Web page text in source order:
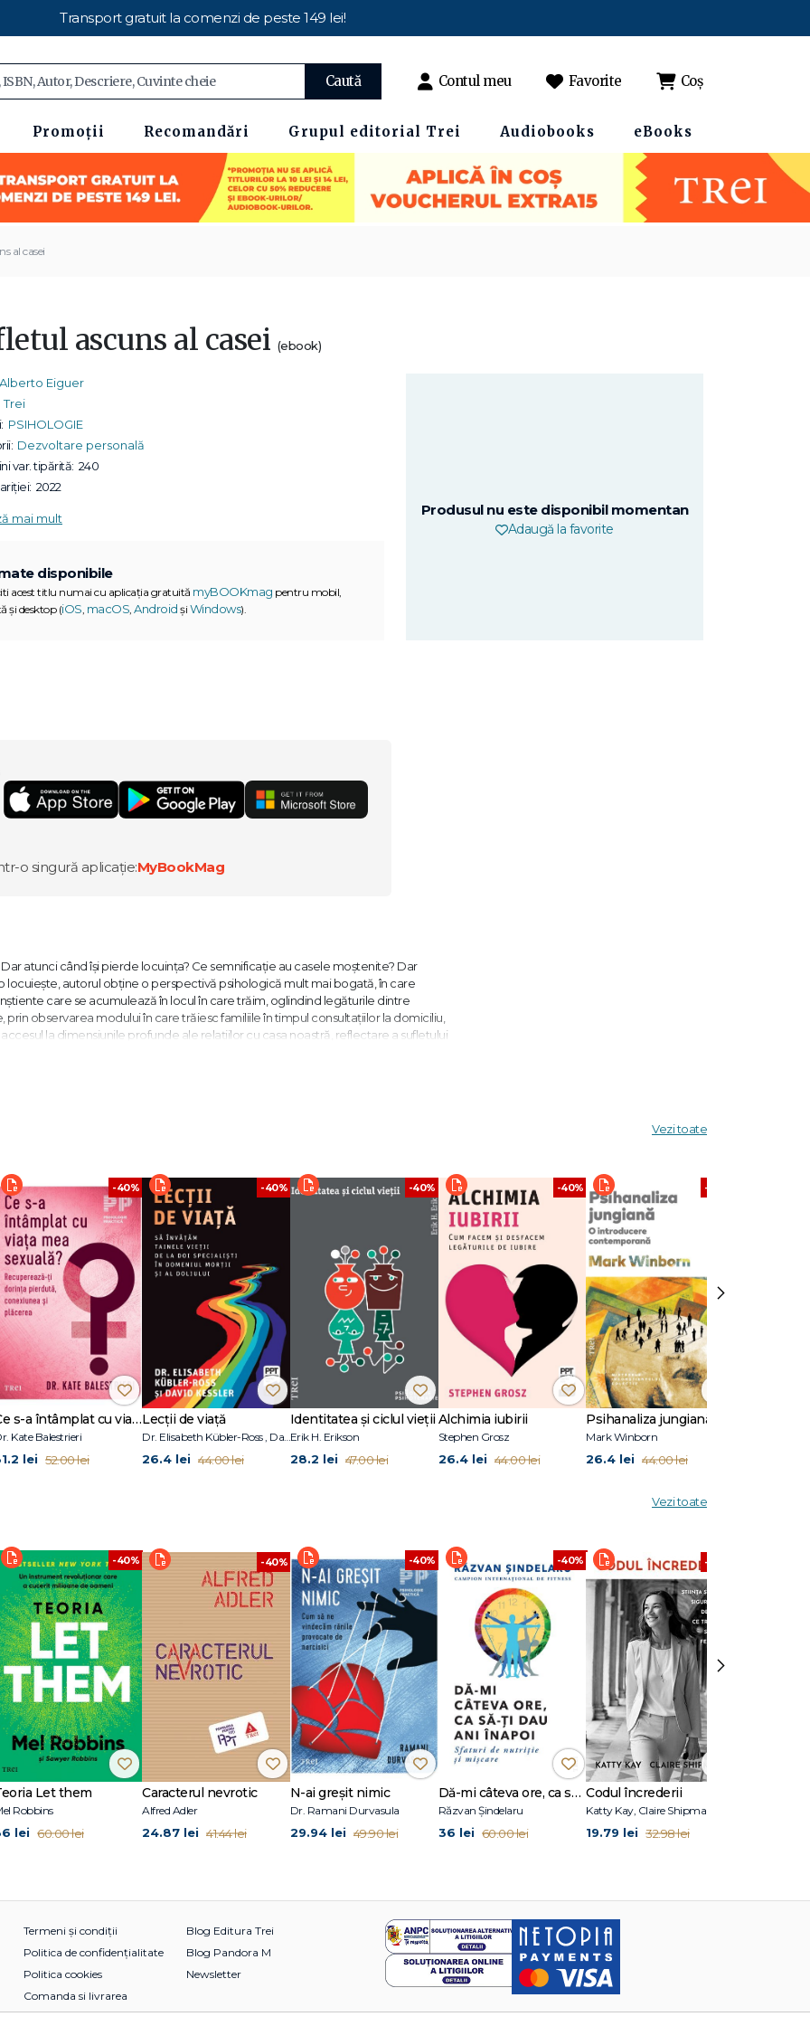
Transport gratuit la comenzi de peste 149 lei!
Caută Contul meu Favorite Coș
Promoții Recomandări Grupul editorial Trei Audiobooks eBooks
al casei
ascuns al casei (ebook)
Alberto Eiguer
Trei
PSIHOLOGIE
Dezvoltare personală
var. tipărită: 240
2022
mai mult
disponibile
acest titlu numai cu aplicația gratuită myBOOKmag pentru mobil,
și desktop (iOS, macOS, Android și Windows).
Produsul nu este disponibil momentan
Adaugă la favorite
o singură aplicație:MyBookMag
atunci când își pierde locuința? Ce semnificație au casele moștenite? Dar
autorul obține o perspectivă psihologică mult mai bogată, în care
care se acumulează în locul în care trăim, oglindind legăturile dintre
observarea modului în care trăiesc familiile în timpul consultațiilor la domiciliu,
la dimensiunile profunde ale relațiilor cu casa noastră, reflectare a sufletului
linişti, în timp ce relația cu soţul ei pare nesatisfăcătoare, lucru pe care refuză să-l
membri ai unei familii pot avea cele mai frumoase camere, de exemplu.
o femeie a cedat fiicei sale camera în care locuia cu fostul soț; ea a preferat să
Nu se simțea suficient de importantă în acel moment, se simțea
Ea a vrut să o „recompenseze". A fost de fapt un dar ambiguu, care a pus-o pe
Eiguer
Vezi toate
-40%
Ce s-a întâmplat cu viața mea sexuală?
Kate Balestrieri
lei 52.00 lei
-40%
Lecții de viață
Dr. Elisabeth Kübler-Ross , David Kessler
26.4 lei 44.00 lei
-40%
Identitatea și ciclul vieții
Erik H. Erikson
28.2 lei 47.00 lei
-40%
Alchimia iubirii
Stephen Grosz
26.4 lei 44.00 lei
-40%
Psihanaliza jungiană
Mark Winborn
26.4 lei 44.00 lei
›
Vezi toate
-40%
Let them
Robbins
lei 60.00 lei
-40%
Caracterul nevrotic
Alfred Adler
24.87 lei 41.44 lei
-40%
N-ai greșit nimic
Dr. Ramani Durvasula
29.94 lei 49.90 lei
-40%
Dă-mi câteva ore, ca să-ţi dau ani înapoi
Răzvan Șindelaru
36 lei 60.00 lei
-40%
Codul încrederii
Katty Kay, Claire Shipman
19.79 lei 32.98 lei
›
Termeni și condiții
Politica de confidențialitate
Politica cookies
Comanda si livrarea
Blog Editura Trei
Blog Pandora M
Newsletter